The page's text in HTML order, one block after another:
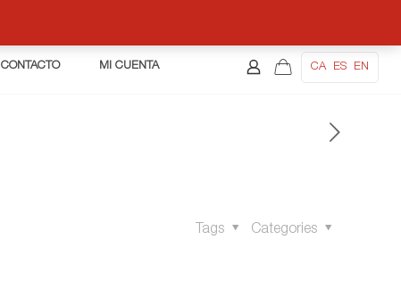
CONTACTO MI CUENTA CA ES EN
Categories
Tags